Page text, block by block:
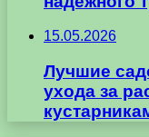
15.05.2026
Лучшие
ухода за